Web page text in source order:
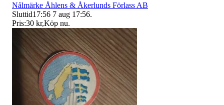
Nålmärke Åhlens & Åkerlunds Förlass AB
Sluttid17:56 7 aug 17:56.
Pris:30 kr,Köp nu.